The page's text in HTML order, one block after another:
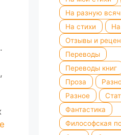
На разную
На стихи
Отзывы и
Переводы
Переводы книг
Проза
Разное
Фантастика
Философская